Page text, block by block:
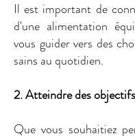
Il est important de
d'une alimentation
vous guider vers des
sains au quotidien.
2. Atteindre des
Que vous souhaitiez